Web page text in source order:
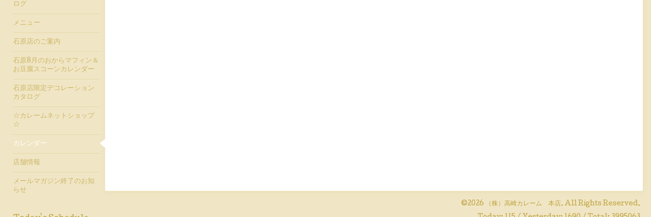
©2026 （株）高崎カレーム 本店. All Rights Reserved.
ログ
メニュー
石原店のご案内
石原8月のおからマフィン＆
お豆腐スコーンカレンダー
石原店限定デコレーション
カタログ
☆カレームネットショップ
☆
カレンダー
店舗情報
メールマガジン終了のお知
らせ